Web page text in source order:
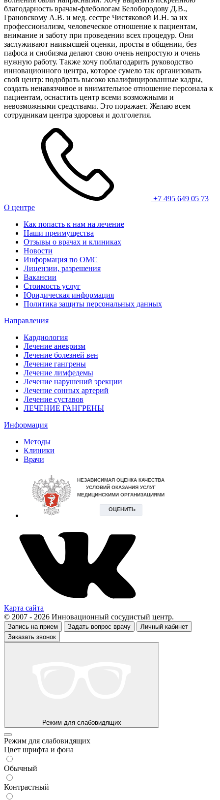
благодарность врачам-флебологам Белобородову Д.В.,
Грановскому А.В. и мед. сестре Чистяковой И.Н. за их
профессионализм, человеческое отношение к пациентам,
внимание и заботу при проведении всех процедур. Они
заслуживают наивысшей оценки, просты в общении, без
пафоса и снобизма делают свою очень непростую и очень
нужную работу. Также хочу поблагодарить руководство
инновационного центра, которое сумело так организовать
свой центр: подобрать высоко квалифицированные кадры,
создать ненавязчивое и внимательное отношение персонала к
пациентам, оснастить центр всеми возможными и
невозможными средствами. Это поражает. Желаю всем
сотрудникам центра здоровья и долголетия.
+7 495 649 05 73
О центре
Как попасть к нам на лечение
Наши преимущества
Отзывы о врачах и клиниках
Новости
Информация по ОМС
Лицензии, разрешения
Вакансии
Стоимость услуг
Юридическая информация
Политика защиты персональных данных
Направления
Кардиология
Лечение аневризм
Лечение болезней вен
Лечение гангрены
Лечение лимфедемы
Лечение нарушений эрекции
Лечение сонных артерий
Лечение суставов
ЛЕЧЕНИЕ ГАНГРЕНЫ
Информация
Методы
Клиники
Врачи
Карта сайта
© 2007 - 2026 Инновационный сосудистый центр.
Запись на прием Задать вопрос врачу
Личный кабинет
Заказать звонок
Режим для слабовидящих
Режим для слабовидящих
Цвет шрифта и фона
Обычный
Контрастный